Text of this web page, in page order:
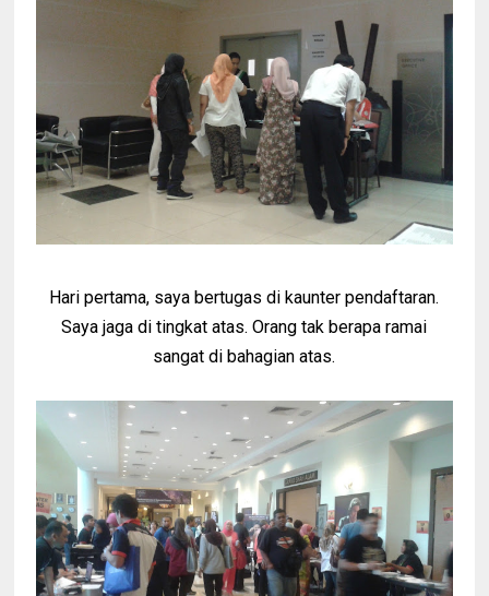
Hari pertama, saya bertugas di kaunter pendaftaran.
Saya jaga di tingkat atas. Orang tak berapa ramai
sangat di bahagian atas.